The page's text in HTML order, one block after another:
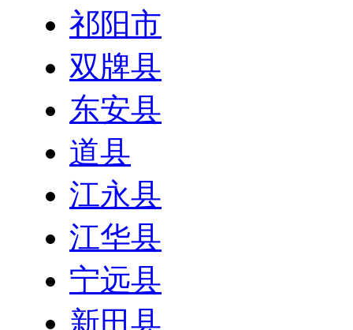
祁阳市
双牌县
东安县
道县
江永县
江华县
宁远县
新田县